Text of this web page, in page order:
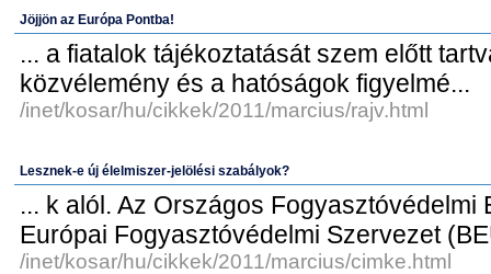
Jöjjön az Európa Pontba!
... a fiatalok tájékoztatását szem előtt
közvélemény és a hatóságok figyelmé...
/inet/kosar/hu/cikkek/2011/marcius/rajv.html
Lesznek-e új élelmiszer-jelölési szabályok?
... k alól. Az Országos Fogyasztóvédelmi
Európai Fogyasztóvédelmi Szervezet
/inet/kosar/hu/cikkek/2011/marcius/cimke.html